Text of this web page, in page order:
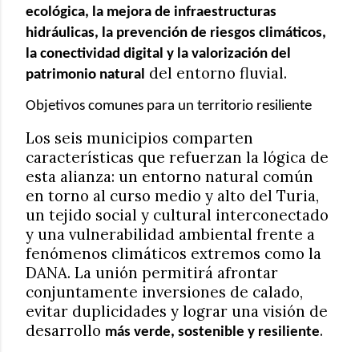
ecológica, la mejora de infraestructuras
hidráulicas, la prevención de riesgos climáticos,
la conectividad digital y la valorización del
patrimonio natural del entorno fluvial.
Objetivos comunes para un territorio resiliente
Los seis municipios comparten
características que refuerzan la lógica de
esta alianza: un entorno natural común
en torno al curso medio y alto del Turia,
un tejido social y cultural interconectado
y una vulnerabilidad ambiental frente a
fenómenos climáticos extremos como la
DANA. La unión permitirá afrontar
conjuntamente inversiones de calado,
evitar duplicidades y lograr una visión de
desarrollo más verde, sostenible y resiliente.